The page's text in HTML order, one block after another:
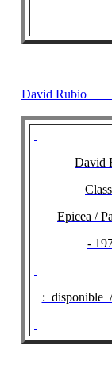
David
David
Epicea /
-
: disponible